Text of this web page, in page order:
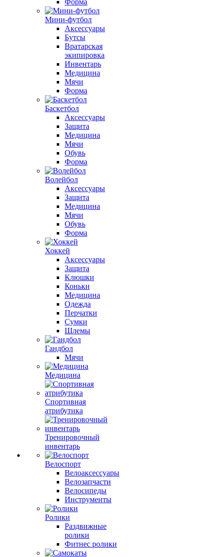
Форма
Мини-футбол
Аксессуары
Бутсы
Вратарская
экипировка
Инвентарь
Медицина
Мячи
Форма
Баскетбол
Аксессуары
Защита
Медицина
Мячи
Обувь
Форма
Волейбол
Аксессуары
Защита
Медицина
Мячи
Обувь
Форма
Хоккей
Аксессуары
Защита
Клюшки
Коньки
Медицина
Одежда
Перчатки
Сумки
Шлемы
Гандбол
Мячи
Медицина
Спортивная
атрибутика
Тренировочный
инвентарь
Велоспорт
Велоаксессуары
Велозапчасти
Велосипеды
Инструменты
Ролики
Раздвижные
ролики
Фитнес ролики